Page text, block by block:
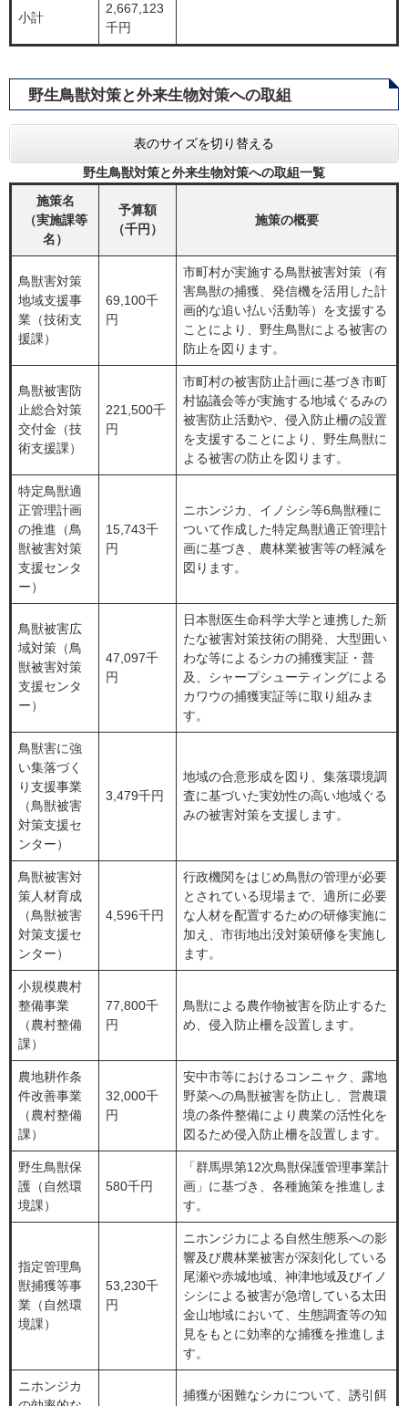
小計
2,667,123
千円
野生鳥獣対策と外来生物対策への取組
表のサイズを切り替える
野生鳥獣対策と外来生物対策への取組一覧
施策名
（実施課等
名）
予算額
（千円）
施策の概要
鳥獣害対策
地域支援事
業（技術支
援課）
69,100千
円
市町村が実施する鳥獣被害対策（有
害鳥獣の捕獲、発信機を活用した計
画的な追い払い活動等）を支援する
ことにより、野生鳥獣による被害の
防止を図ります。
鳥獣被害防
止総合対策
交付金（技
術支援課）
221,500千
円
市町村の被害防止計画に基づき市町
村協議会等が実施する地域ぐるみの
被害防止活動や、侵入防止柵の設置
を支援することにより、野生鳥獣に
よる被害の防止を図ります。
特定鳥獣適
正管理計画
の推進（鳥
獣被害対策
支援センタ
ー）
15,743千
円
ニホンジカ、イノシシ等6鳥獣種に
ついて作成した特定鳥獣適正管理計
画に基づき、農林業被害等の軽減を
図ります。
鳥獣被害広
域対策（鳥
獣被害対策
支援センタ
ー）
47,097千
円
日本獣医生命科学大学と連携した新
たな被害対策技術の開発、大型囲い
わな等によるシカの捕獲実証・普
及、シャープシューティングによる
カワウの捕獲実証等に取り組みま
す。
鳥獣害に強
い集落づく
り支援事業
（鳥獣被害
対策支援セ
ンター）
3,479千円
地域の合意形成を図り、集落環境調
査に基づいた実効性の高い地域ぐる
みの被害対策を支援します。
鳥獣被害対
策人材育成
（鳥獣被害
対策支援セ
ンター）
4,596千円
行政機関をはじめ鳥獣の管理が必要
とされている現場まで、適所に必要
な人材を配置するための研修実施に
加え、市街地出没対策研修を実施し
ます。
小規模農村
整備事業
（農村整備
課）
77,800千
円
鳥獣による農作物被害を防止するた
め、侵入防止柵を設置します。
農地耕作条
件改善事業
（農村整備
課）
32,000千
円
安中市等におけるコンニャク、露地
野菜への鳥獣被害を防止し、営農環
境の条件整備により農業の活性化を
図るため侵入防止柵を設置します。
野生鳥獣保
護（自然環
境課）
580千円
「群馬県第12次鳥獣保護管理事業計
画」に基づき、各種施策を推進しま
す。
指定管理鳥
獣捕獲等事
業（自然環
境課）
53,230千
円
ニホンジカによる自然生態系への影
響及び農林業被害が深刻化している
尾瀬や赤城地域、神津地域及びイノ
シシによる被害が急増している太田
金山地域において、生態調査等の知
見をもとに効率的な捕獲を推進しま
す。
ニホンジカ
捕獲が困難なシカについて、誘引餌